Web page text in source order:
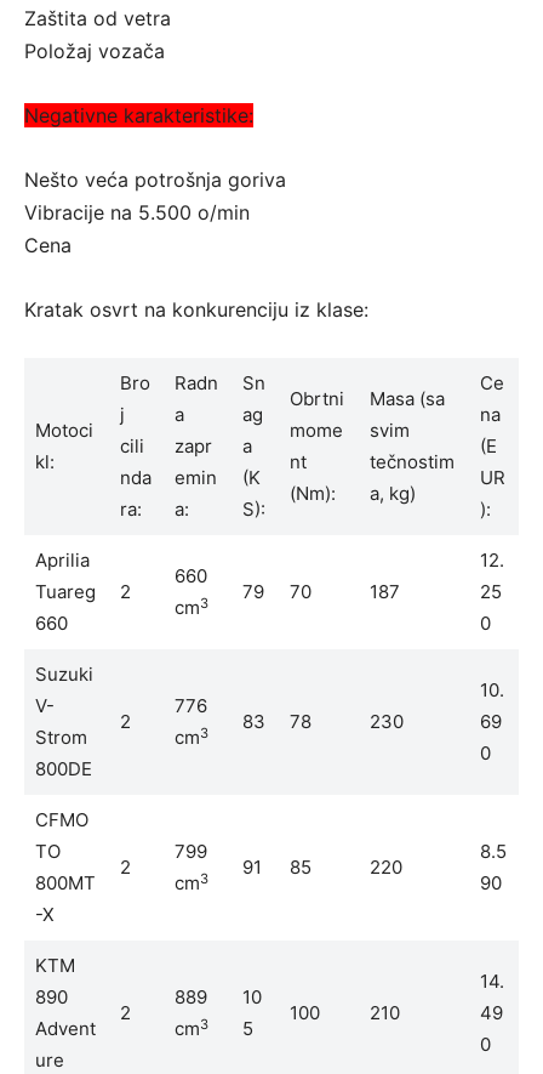
Zaštita od vetra
Položaj vozača
Negativne karakteristike:
Nešto veća potrošnja goriva
Vibracije na 5.500 o/min
Cena
Kratak osvrt na konkurenciju iz klase:
Motoci
kl:
Bro
j
cili
nda
ra:
Radn
a
zapr
emin
a:
Sn
ag
a
(K
S):
Obrtni
mome
nt
(Nm):
Masa (sa
svim
tečnostim
a, kg)
Ce
na
(E
UR
):
Aprilia
Tuareg
660
2
660
cm3 79 70 187
12.
25
0
Suzuki
V-
Strom
800DE
2
776
cm3 83 78 230
10.
69
0
CFMO
TO
800MT
-X
2
799
cm3 91 85 220
8.5
90
KTM
890
Advent
ure
2
889
cm3
10
5
100 210
14.
49
0